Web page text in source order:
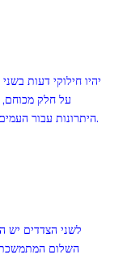
על חלק מכוחם,
היתרונות עבור העמים הללו יתגברו מאוד על ההתנגדות הקצרה הזו.
השלום המתמשכת